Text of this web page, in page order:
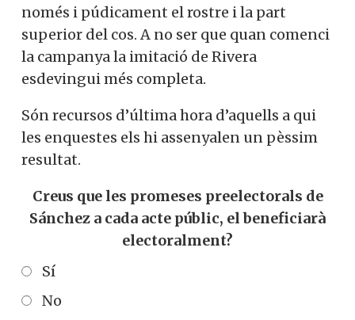
només i púdicament el rostre i la part
superior del cos. A no ser que quan comenci
la campanya la imitació de Rivera
esdevingui més completa.
Són recursos d’última hora d’aquells a qui
les enquestes els hi assenyalen un pèssim
resultat.
Creus que les promeses preelectorals de
Sánchez a cada acte públic, el beneficiarà
electoralment?
Sí
No